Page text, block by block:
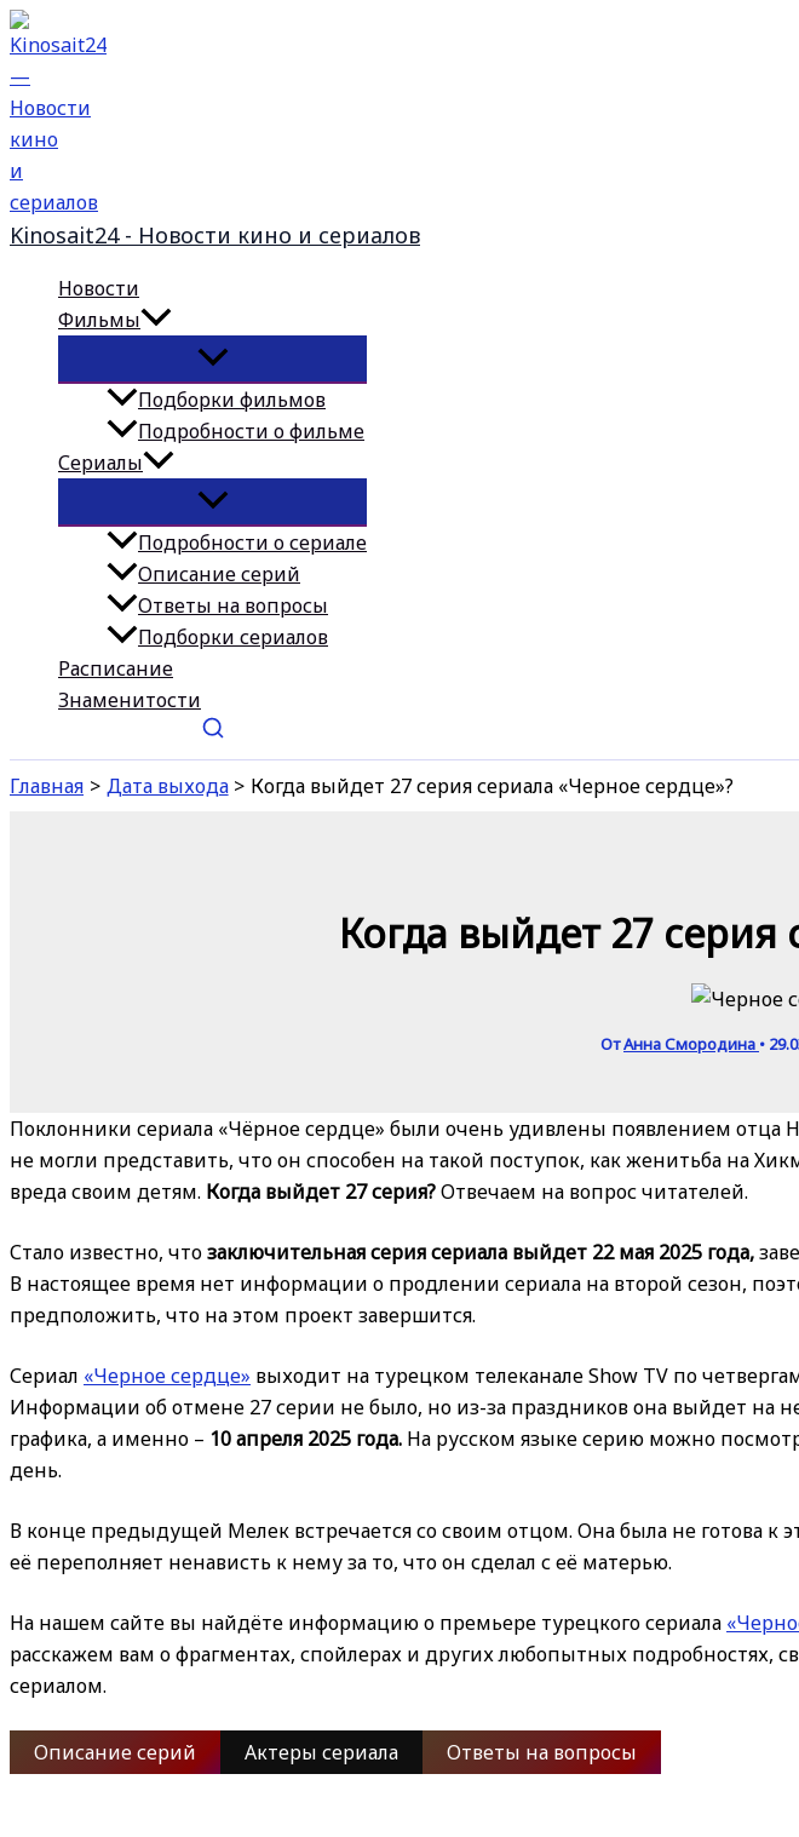
Перейти
к
содержимому
Kinosait24 - Новости кино и сериалов
Новости
Фильмы
Подборки фильмов
Подробности о фильме
Сериалы
Подробности о сериале
Описание серий
Ответы на вопросы
Подборки сериалов
Расписание
Знаменитости
Главная Дата выхода Когда выйдет 27 серия сериала «Черное сердце»?
Когда выйдет 27 серия
ОтАнна Смородина •
Поклонники сериала «Чёрное сердце» были очень удивлены появлением отца
не могли представить, что он способен на такой поступок, как женитьба на
вреда своим детям. Когда выйдет 27 серия?Отвечаем на вопрос читателей.
Стало известно, чтозаключительная серия сериала выйдет 22 мая 2025 года,
В настоящее время нет информации о продлении сериала на второй сезон,
предположить, что на этом проект завершится.
Сериал «Черное сердце» выходит на турецком телеканале Show TV по
Информации об отмене 27 серии не было, но из-за праздников она выйдет на
графика, а именно – 10 апреля 2025 года. На русском языке серию можно
день.
В конце предыдущей Мелек встречается со своим отцом. Она была не готова к
её переполняет ненависть к нему за то, что он сделал с её матерью.
На нашем сайте вы найдёте информацию о премьере турецкого сериала
расскажем вам о фрагментах, спойлерах и других любопытных подробностях,
сериалом.
Описание серий Актеры сериала Ответы на вопросы